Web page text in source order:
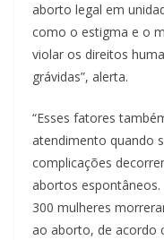
aborto legal em
como o estigma e o
violar os direitos
grávidas”, alerta.
“Esses fatores
atendimento quando
complicações
abortos
300 mulheres
ao aborto, de acordo